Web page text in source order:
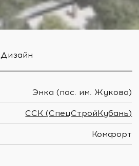
Дизайн
Энка (пос. им. Жукова)
ССК (СпецСтройКубань)
Комфорт